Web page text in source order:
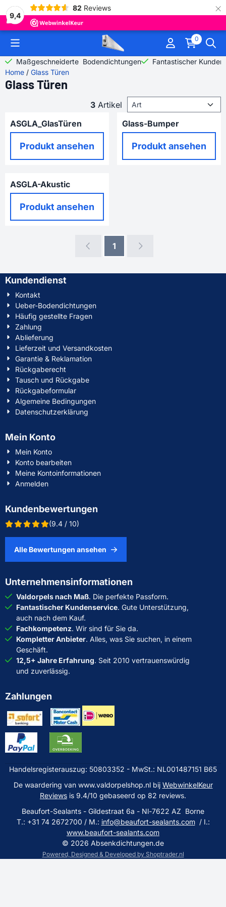
9,4
82 Reviews ×
Cookie-Einstellungen sind derzeit geschlossen. 0
Maßgeschneiderte Bodendichtungen
Fantastischer
Home / Glass Türen
Glass Türen
3 Artikel Sortiermethode
ASGLA_GlasTüren
Preis nicht sichtbar
Produkt ansehen
Glass-Bumper
Preis nicht sichtbar
Produkt ansehen
ASGLA-Akustic
Preis nicht sichtbar
Produkt ansehen
1
Kundendienst
Kontakt
Ueber-Bodendichtungen
Häufig gestellte Fragen
Zahlung
Ablieferung
Lieferzeit und Versandkosten
Garantie & Reklamation
Rückgaberecht
Tausch und Rückgabe
Rückgabeformular
Algemeine Bedingungen
Datenschutzerklärung
Mein Konto
Mein Konto
Konto bearbeiten
Meine Kontoinformationen
Anmelden
Kundenbewertungen
(9.4 / 10)
Alle Bewertungen ansehen
Unternehmensinformationen
Valdorpels nach Maß. Die perfekte Passform.
Fantastischer Kundenservice. Gute Unterstützung,
auch nach dem Kauf.
Fachkompetenz. Wir sind für Sie da.
Kompletter Anbieter. Alles, was Sie suchen, in einem
Geschäft.
12,5+ Jahre Erfahrung. Seit 2010 vertrauenswürdig
und zuverlässig.
Zahlungen
Handelsregisterauszug: 50803352 - MwSt.: NL001487151 B65
De waardering van www.valdorpelshop.nl bij WebwinkelKeur
Reviews is 9.4/10 gebaseerd op 82 reviews.
Beaufort-Sealants - Gildestraat 6a - Nl-7622 AZ Borne
T.: +31 74 2672700 / M.: info@beaufort-sealants.com/ I.:
www.beaufort-sealants.com
© 2026 Absenkdichtungen.de
Powered, Designed & Developed by Shoptrader.nl